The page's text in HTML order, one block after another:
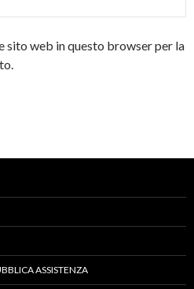
sito web in questo browser per la
ASSISTENZA